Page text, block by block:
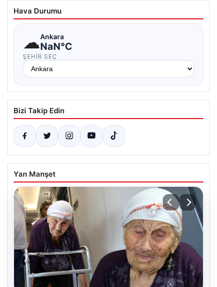
Hava Durumu
☁Ankara
NaN°C
ŞEHIR SEÇ
Bizi Takip Edin
Yan Manşet